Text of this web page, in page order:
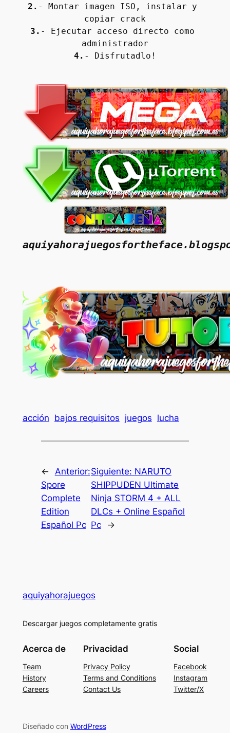
2. - Montar imagen ISO, instalar y
copiar crack
3. - Ejecutar acceso directo como
administrador
4. - Disfrutadlo!
acción bajos requisitos juegos lucha
←
Anterior:
Spore
Complete
Edition
Español Pc
Siguiente: NARUTO
SHIPPUDEN Ultimate
Ninja STORM 4 + ALL
DLCs + Online Español
Pc
→
aquiyahorajuegos
Descargar juegos completamente gratis
Acerca de
Team
History
Careers
Privacidad
Privacy Policy
Terms and Conditions
Contact Us
Social
Facebook
Instagram
Twitter/X
Diseñado con WordPress